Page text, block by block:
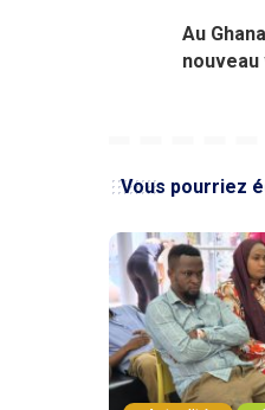
Au
Vous pourriez